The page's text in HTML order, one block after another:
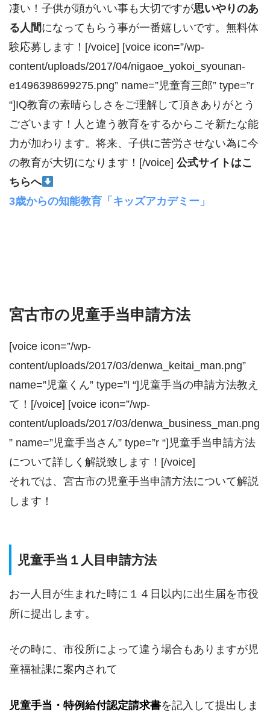
凄い！子供が頭がいい事も大切ですが思いやりのあ
る人間になってもらう事が一番嬉しいです。無料体
験応募します！[/voice] [voice icon=”/wp-
content/uploads/2017/04/nigaoe_yokoi_syounan-
e1496398699275.png” name=”児童育三郎” type=”r
“]IQ教育の素晴らしさをご理解して頂きありがとう
ございます！人と違う教育をするからこそ新たな能
力が加わります。将来、子供に苦労させない為に今
の教育が大切になります！[/voice] 公式サイトはこ
ちらへ
3歳からの知能教育「キッズアカデミー」
宮古市の児童手当申請方法
[voice icon=”/wp-
content/uploads/2017/03/denwa_keitai_man.png”
name=”児童くん” type=”l “]児童手当の申請方法教え
て！[/voice] [voice icon=”/wp-
content/uploads/2017/03/denwa_business_man.png
” name=”児童手当さん” type=”r “]児童手当申請方法
について詳しく解説致します！[/voice]
それでは、宮古市の児童手当申請方法について解説
します！
児童手当１人目申請方法
お一人目が生まれた時に１４日以内に出生届を市役
所に提出します。
その時に、市役所によって違う場合もありますが児
童福祉課に案内されて
児童手当・特例給付認定請求書を記入して提出しま